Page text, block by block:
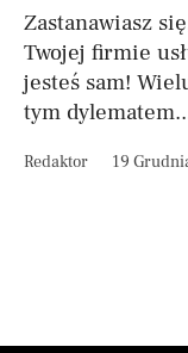
Zastanawiasz
Twojej firmie
jesteś sam!
tym
Redaktor 19